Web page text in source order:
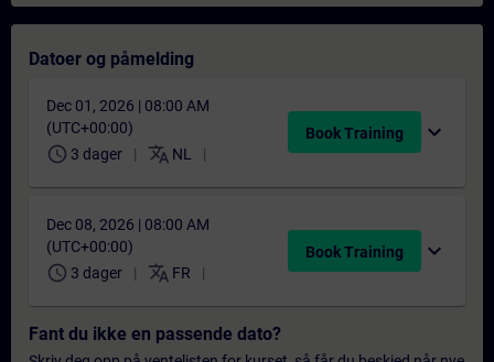
Datoer og påmelding
Dec 01, 2026 | 08:00 AM
(UTC+00:00)
schedule 3 dager translate NL
Book Training expand_more
Dec 08, 2026 | 08:00 AM
(UTC+00:00)
schedule 3 dager translate FR
Book Training expand_more
Fant du ikke en passende dato?